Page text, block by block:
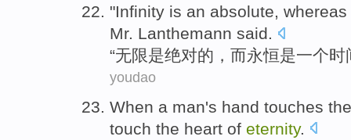
"Infinity is an absolute, whereas
Mr. Lanthemann said.
“无限是绝对的， 而永恒是一个时
youdao
When a man's hand touches
touch the heart of eternity.